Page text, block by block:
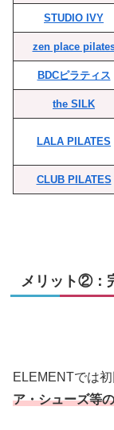
STUDIO IVY
zen place
BDCピラティス
the SILK
LALA PILATES
CLUB PILATES
メリット②：
ELEMENTでは
ア・シューズ等